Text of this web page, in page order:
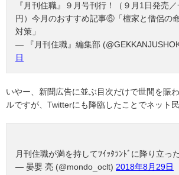
『月刊住職』９月号刊行！（９月1日発売
円）今月のおすすめ記事⑥「檀家と僧侶の
対策」
— 『月刊住職』編集部
日
いやー、新聞広告に並ぶ目次だけで世間を賑
ルですが、Twitterにも降臨したことでネット民
月刊住職が満を持してﾂｲｯﾀﾗﾝﾄﾞに降り立っ
— 晏嬰 亮 (@mondo_oclt) 2018年8月29日